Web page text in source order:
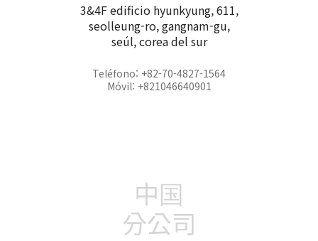
3&4F edificio hyunkyung, 611,
seolleung-ro, gangnam-gu,
seúl, corea del sur
Teléfono: +82-70-4827-1564
Móvil: +821046640901
中国
分公司